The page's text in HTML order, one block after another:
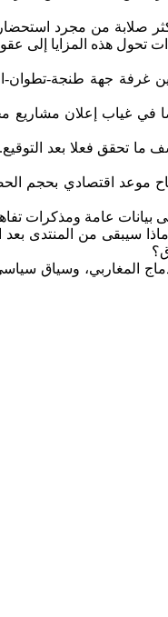
من مجرد استحضار
تحول هذه المزايا إلى
غرفة جهة طنجة-
غياب إعلان مشاريع
تحقق فعلا بعد
موعد اقتصادي بحجم
بيانات عامة ومذكرات
ماذا سيبقى من
المغاربي، وسياق